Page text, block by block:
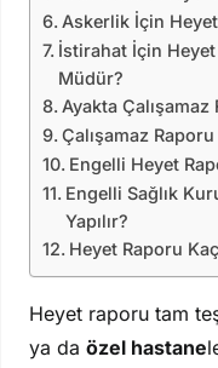
Askerlik İçin Heyet
İstirahat İçin Heyet
Müdür?
Ayakta Çalışamaz
Çalışamaz Raporu
Engelli Heyet
Engelli Sağlık
Yapılır?
Heyet Raporu
Heyet raporu tam
ya da özel hastane